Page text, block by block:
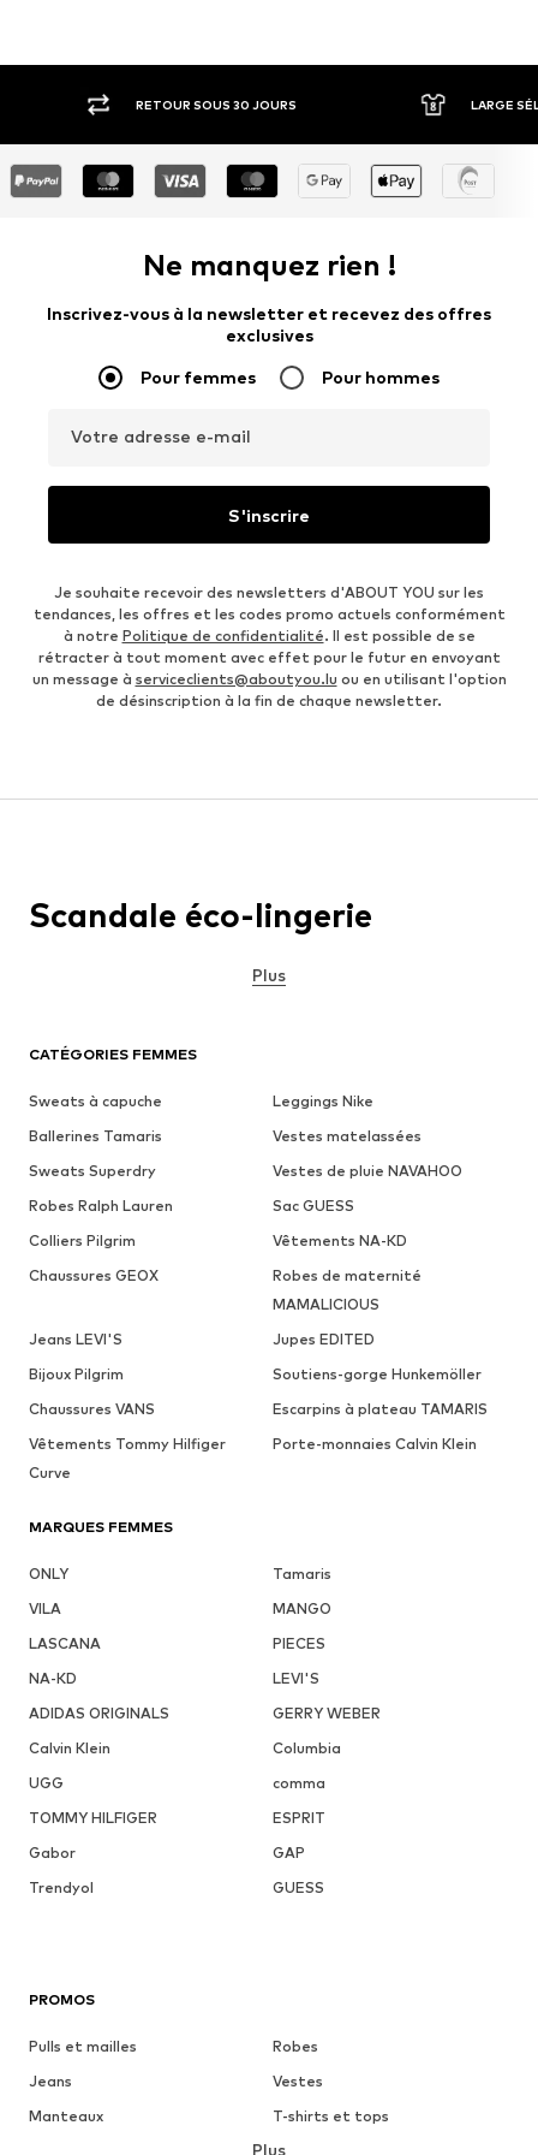
RETOUR SOUS 30 JOURS LARGE
Ne manquez rien !
Inscrivez-vous à la newsletter et recevez des offres
exclusives
Pour femmes Pour hommes
Votre adresse e-mail
S'inscrire
Je souhaite recevoir des newsletters d'ABOUT YOU sur les
tendances, les offres et les codes promo actuels conformément
à notre Politique de confidentialité. Il est possible de se
rétracter à tout moment avec effet pour le futur en envoyant
un message à serviceclients@aboutyou.lu ou en utilisant l'option
de désinscription à la fin de chaque newsletter.
CATÉGORIES FEMMES
Sweats à capuche
Leggings Nike
Ballerines Tamaris
Vestes matelassées
Sweats Superdry
Vestes de pluie NAVAHOO
Robes Ralph Lauren
Sac GUESS
Colliers Pilgrim
Vêtements NA-KD
Chaussures GEOX
Robes de maternité
MAMALICIOUS
Jeans LEVI'S
Jupes EDITED
Bijoux Pilgrim
Soutiens-gorge Hunkemöller
Chaussures VANS
Escarpins à plateau TAMARIS
Vêtements Tommy Hilfiger
Curve
Porte-monnaies Calvin Klein
MARQUES FEMMES
ONLY
Tamaris
VILA
MANGO
LASCANA
PIECES
NA-KD
LEVI'S
ADIDAS ORIGINALS
GERRY WEBER
Calvin Klein
Columbia
UGG
comma
TOMMY HILFIGER
ESPRIT
Gabor
GAP
Trendyol
GUESS
PROMOS
Pulls et mailles
Robes
Jeans
Vestes
Manteaux
T-shirts et tops
Lingerie
Plus
Scandale éco-lingerie
Plus